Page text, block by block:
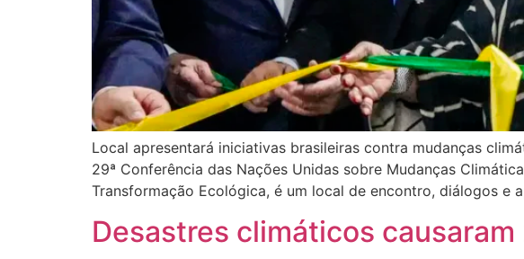
Local apresentará iniciativas brasileiras contra mudanças
29ª Conferência das Nações Unidas sobre Mudanças
Transformação Ecológica, é um local de encontro, diálogos e
Desastres climáticos